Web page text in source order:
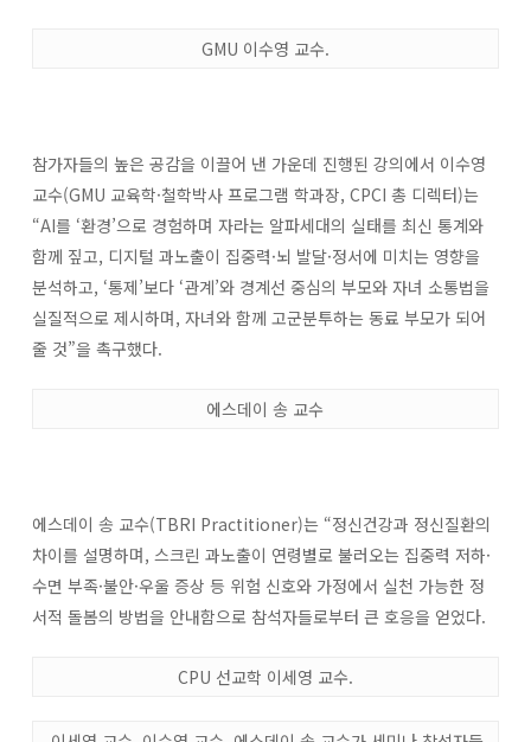
GMU 이수영 교수.
참가자들의 높은 공감을 이끌어 낸 가운데 진행된 강의에서 이수영
교수(GMU 교육학·철학박사 프로그램 학과장, CPCI 총 디렉터)는
“AI를 ‘환경’으로 경험하며 자라는 알파세대의 실태를 최신 통계와
함께 짚고, 디지털 과노출이 집중력·뇌 발달·정서에 미치는 영향을
분석하고, ‘통제’보다 ‘관계’와 경계선 중심의 부모와 자녀 소통법을
실질적으로 제시하며, 자녀와 함께 고군분투하는 동료 부모가 되어
줄 것”을 촉구했다.
에스데이 송 교수
에스데이 송 교수(TBRI Practitioner)는 “정신건강과 정신질환의
차이를 설명하며, 스크린 과노출이 연령별로 불러오는 집중력 저하·
수면 부족·불안·우울 증상 등 위험 신호와 가정에서 실천 가능한 정
서적 돌봄의 방법을 안내함으로 참석자들로부터 큰 호응을 얻었다.
CPU 선교학 이세영 교수.